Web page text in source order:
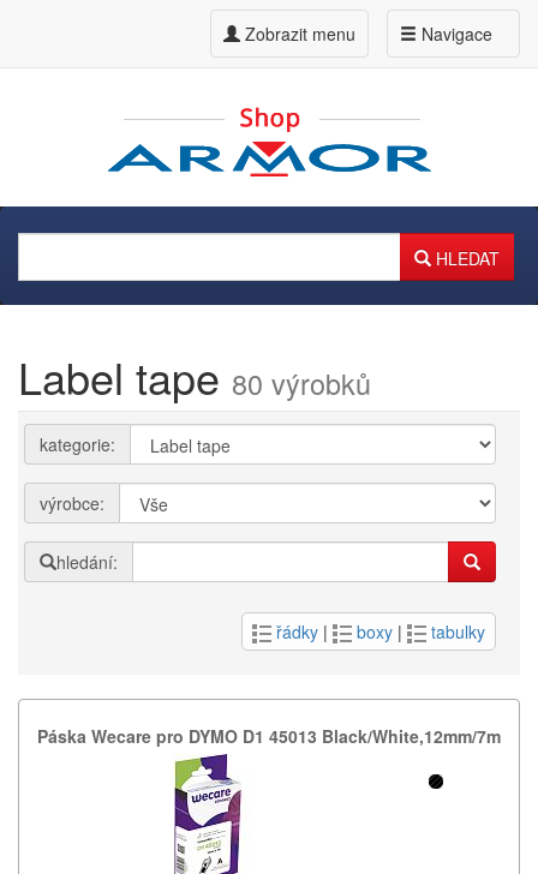
Navigace
Zobrazit menu
HLEDAT
Label tape 80 výrobků
kategorie:
výrobce:
hledání:
řádky | boxy | tabulky
Páska Wecare pro DYMO D1 45013 Black/​White,​12mm/​7m